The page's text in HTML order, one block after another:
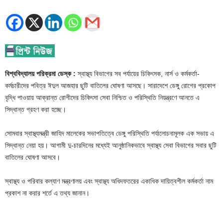
বিশ্ববিদ্যালয় পরিক্রমা ডেস্ক : স্বাস্থ্য বিভাগের সব পর্যায়ের চিকিৎসক, নার্স ও কর্মকর্তা-
কর্মচারীদের পবিত্র ঈদুল আজহার ছুটি বাতিলের ঘোষণা আসছে। সারাদেশে ডেঙ্গু রোগের প্রকোপ
বৃদ্ধি পাওয়ায় আক্রান্ত রোগীদের চিকিৎসা সেবা নিশ্চিত ও পরিস্থিতি নিয়ন্ত্রণে আনতে এ
সিদ্ধান্ত গ্রহণ করা হচ্ছে।
সোমবার স্বাস্থ্যমন্ত্রী জাহিদ মালেকের সভাপতিত্বে ডেঙ্গু পরিস্থিতি পর্যালোচনামূলক এক সভায় এ
সিদ্ধান্ত নেয়া হয়। আগামী দু-চারদিনের মধ্যেই আনুষ্ঠানিকভাবে স্বাস্থ্য সেবা বিভাগের সবার ছুটি
বাতিলের ঘোষণা আসবে।
স্বাস্থ্য ও পরিবার কল্যাণ মন্ত্রণালয় এবং স্বাস্থ্য অধিদফতরের একাধিক দায়িত্বশীল কর্মকর্তা নাম
প্রকাশ না করার শর্তে এ তথ্য জানান।